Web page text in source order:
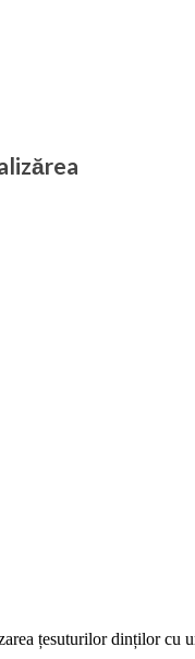
țesuturilor dinților cu